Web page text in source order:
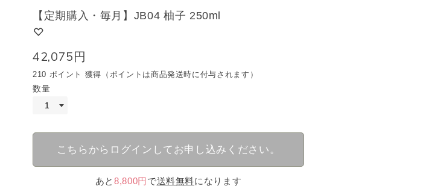
【定期購入・毎月】JB04 柚子 250ml
42,075円
210 ポイント 獲得（ポイントは商品発送時に付与されます）
数量
こちらからログインしてお申し込みください。
あと8,800円 で送料無料になります